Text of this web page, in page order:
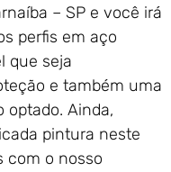
– SP e você irá
perfis em aço
que seja
e também uma
optado. Ainda,
pintura neste
com o nosso